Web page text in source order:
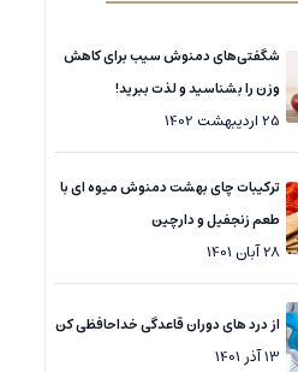
شگفتی‌های دمنوش سیب برای کاهش
وزن را بشناسید و لذت ببرید!
25 اردیبهشت 1402
ترکیبات چای بهشت دمنوش میوه ای با
طعم زنجفیل و دارچین
28آبان 1401
از درد های دوران قاعدگی خداحافظی کن
13آذر 1401